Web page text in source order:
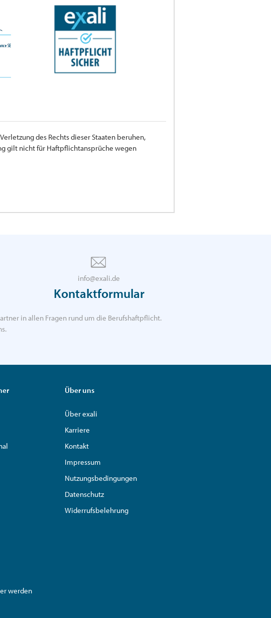
des Rechts dieser Staaten beruhen,
gilt nicht für Haftpflichtansprüche wegen
info@exali.de
Kontaktformular
in allen Fragen rund um die Berufshaftpflicht.
werden
Über uns
Über exali
Karriere
Kontakt
Impressum
Nutzungsbedingungen
Datenschutz
Widerrufsbelehrung